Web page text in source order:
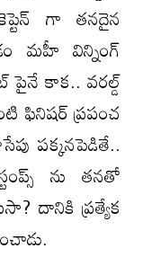
గా తనదైన
మహీ విన్నింగ్
పైనే కాక.. వరల్డ్
ఫినిషర్ ప్రపంచ
పక్కనపెడితే..
ను తనతో
దానికి ప్రత్యేక